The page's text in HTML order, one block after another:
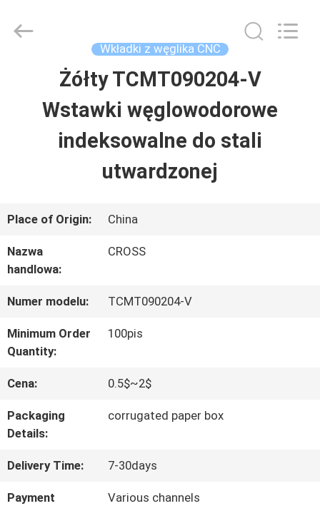
PRODUKTY
NAS
WYCIECZKA
PO
FABRYCE
KONTROLA
JAKOŚCI
SKONTAKTUJ
SIĘ
keluosi
Trading
Wkładki z węglika CNC
Żółty TCMT090204-V
Wstawki węglowodorowe
indeksowalne do stali
utwardzonej
Place of Origin: China
Nazwa
handlowa:
CROSS
Numer modelu: TCMT090204-V
Minimum Order
Quantity:
100pis
Cena: 0.5$~2$
Packaging
Details:
corrugated paper box
Delivery Time: 7-30days
Payment
Various channels